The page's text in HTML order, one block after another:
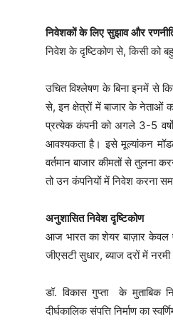
निवेशकों के लिए सुझाव और
निवेश के दृष्टिकोण से, किसी को
उचित विश्लेषण के बिना इनमें से
से, इन क्षेत्रों में बाजार के नेताओं
प्रत्येक कंपनी को अगले 3-5
आवश्यकता है। इसे मूल्यांकन
वर्तमान बाजार कीमतों से
तो उन कंपनियों में निवेश करना
अनुशासित निवेश दृष्टिकोण
आज भारत का शेयर बाज़ार केवल
जीएसटी सुधार, ब्याज दरों में
डॉ. विकास गुप्ता के मुताबिक
दीर्घकालिक संपत्ति निर्माण का